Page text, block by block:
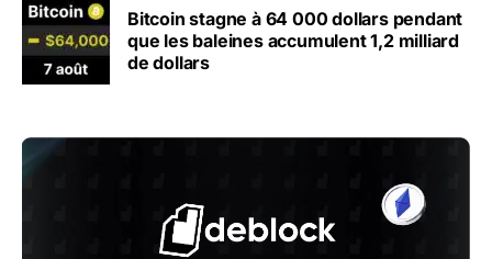
Bitcoin stagne à 64 000 dollars pendant
que les baleines accumulent 1,2 milliard
de dollars